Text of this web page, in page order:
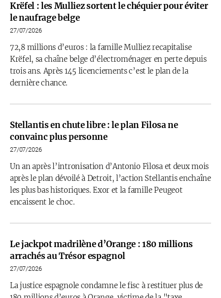
Krëfel : les Mulliez sortent le chéquier pour éviter
le naufrage belge
27/07/2026
72,8 millions d’euros : la famille Mulliez recapitalise
Krëfel, sa chaîne belge d’électroménager en perte depuis
trois ans. Après 145 licenciements c’est le plan de la
dernière chance.
Stellantis en chute libre : le plan Filosa ne
convainc plus personne
27/07/2026
Un an après l’intronisation d’Antonio Filosa et deux mois
après le plan dévoilé à Detroit, l’action Stellantis enchaîne
les plus bas historiques. Exor et la famille Peugeot
encaissent le choc.
Le jackpot madrilène d’Orange : 180 millions
arrachés au Trésor espagnol
27/07/2026
La justice espagnole condamne le fisc à restituer plus de